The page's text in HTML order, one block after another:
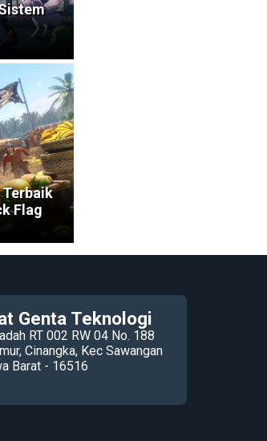
Flag
Genta Teknologi
RT 002 RW 04 No. 188
Cinangka, Kec Sawangan
Barat - 16516